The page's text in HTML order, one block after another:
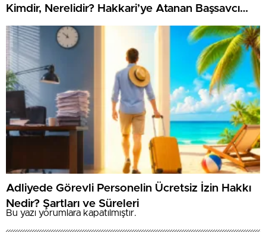
Kimdir, Nerelidir? Hakkari’ye Atanan Başsavcı
Ufuk Turan’ın Kariyeri
Adliyede Görevli Personelin Ücretsiz İzin Hakkı
Nedir? Şartları ve Süreleri
Bu yazı yorumlara kapatılmıştır.